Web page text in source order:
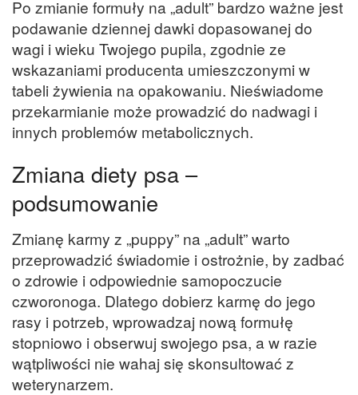
Po zmianie formuły na „adult” bardzo ważne jest
podawanie dziennej dawki dopasowanej do
wagi i wieku Twojego pupila, zgodnie ze
wskazaniami producenta umieszczonymi w
tabeli żywienia na opakowaniu. Nieświadome
przekarmianie może prowadzić do nadwagi i
innych problemów metabolicznych.
Zmiana diety psa –
podsumowanie
Zmianę karmy z „puppy” na „adult” warto
przeprowadzić świadomie i ostrożnie, by zadbać
o zdrowie i odpowiednie samopoczucie
czworonoga. Dlatego dobierz karmę do jego
rasy i potrzeb, wprowadzaj nową formułę
stopniowo i obserwuj swojego psa, a w razie
wątpliwości nie wahaj się skonsultować z
weterynarzem.